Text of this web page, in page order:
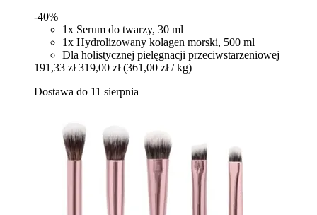
-40%
1x Serum do twarzy, 30 ml
1x Hydrolizowany kolagen morski, 500 ml
Dla holistycznej pielęgnacji przeciwstarzeniowej
191,33 zł 319,00 zł (361,00 zł / kg)
Dostawa do 11 sierpnia